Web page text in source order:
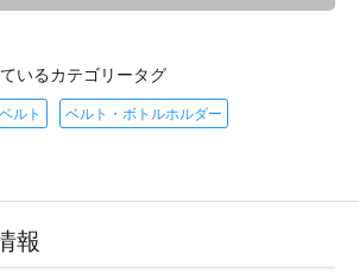
いるカテゴリータグ
ルト ベルト・ボトルホルダー
報